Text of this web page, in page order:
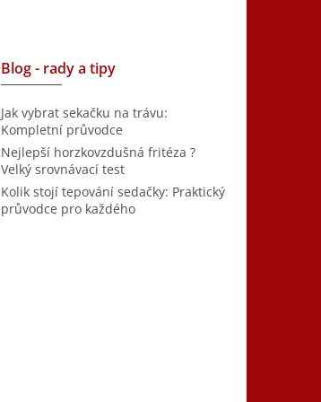
Blog - rady a tipy
Jak vybrat sekačku na trávu:
Kompletní průvodce
Nejlepší horzkovzdušná fritéza ?
Velký srovnávací test
Kolik stojí tepování sedačky: Praktický
průvodce pro každého